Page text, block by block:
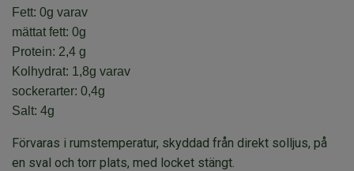
Fett: 0g varav
mättat fett: 0g
Protein: 2,4 g
Kolhydrat: 1,8g varav
sockerarter: 0,4g
Salt: 4g
Förvaras i rumstemperatur, skyddad från direkt solljus, på
en sval och torr plats, med locket stängt.